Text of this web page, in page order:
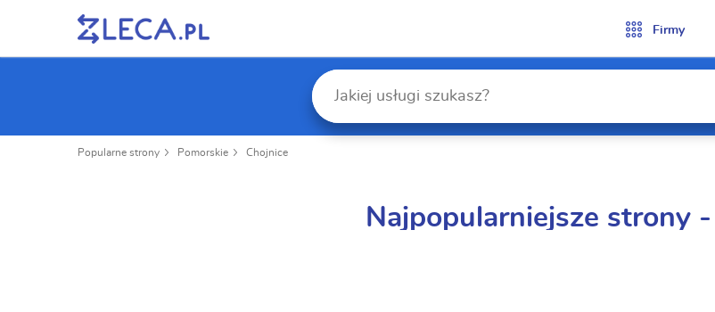
Firmy
Popularne strony Pomorskie Chojnice
Najpopularniejsze strony